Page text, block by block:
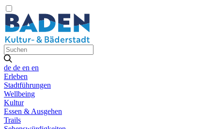
de de en en
Erleben
Stadtführungen
Wellbeing
Kultur
Essen & Ausgehen
Trails